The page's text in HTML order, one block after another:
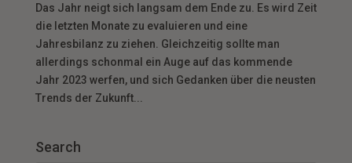
Das Jahr neigt sich langsam dem Ende zu. Es wird Zeit
die letzten Monate zu evaluieren und eine
Jahresbilanz zu ziehen. Gleichzeitig sollte man
allerdings schonmal ein Auge auf das kommende
Jahr 2023 werfen, und sich Gedanken über die neusten
Trends der Zukunft...
Search